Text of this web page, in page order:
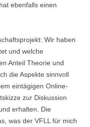
ebenfalls einen
Wir haben
und welche
Anteil Theorie und
die Aspekte sinnvoll
eintägigen Online-
zur Diskussion
erhalten. Die
was der VFLL für mich